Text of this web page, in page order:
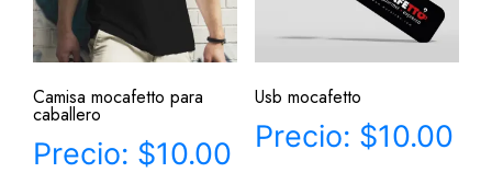
Camisa mocafetto para
caballero
$10.00
Usb mocafetto
$10.00